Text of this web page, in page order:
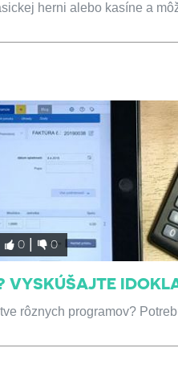
herni alebo kasíne a
0 0
VYSKÚŠAJTE
rôznych programov?